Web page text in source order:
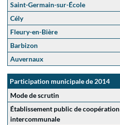
Saint-Germain-sur-École
Cély
Fleury-en-Bière
Barbizon
Auvernaux
Participation municipale de 2014
Mode de scrutin
Établissement public de coopération
intercommunale